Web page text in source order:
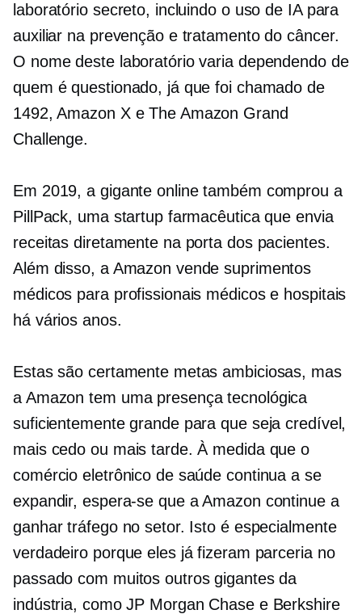
laboratório secreto, incluindo o uso de IA para
auxiliar na prevenção e tratamento do câncer.
O nome deste laboratório varia dependendo de
quem é questionado, já que foi chamado de
1492, Amazon X e The Amazon Grand
Challenge.
Em 2019, a gigante online também comprou a
PillPack, uma startup farmacêutica que envia
receitas diretamente na porta dos pacientes.
Além disso, a Amazon vende suprimentos
médicos para profissionais médicos e hospitais
há vários anos.
Estas são certamente metas ambiciosas, mas
a Amazon tem uma presença tecnológica
suficientemente grande para que seja credível,
mais cedo ou mais tarde. À medida que o
comércio eletrônico de saúde continua a se
expandir, espera-se que a Amazon continue a
ganhar tráfego no setor. Isto é especialmente
verdadeiro porque eles já fizeram parceria no
passado com muitos outros gigantes da
indústria, como JP Morgan Chase e Berkshire